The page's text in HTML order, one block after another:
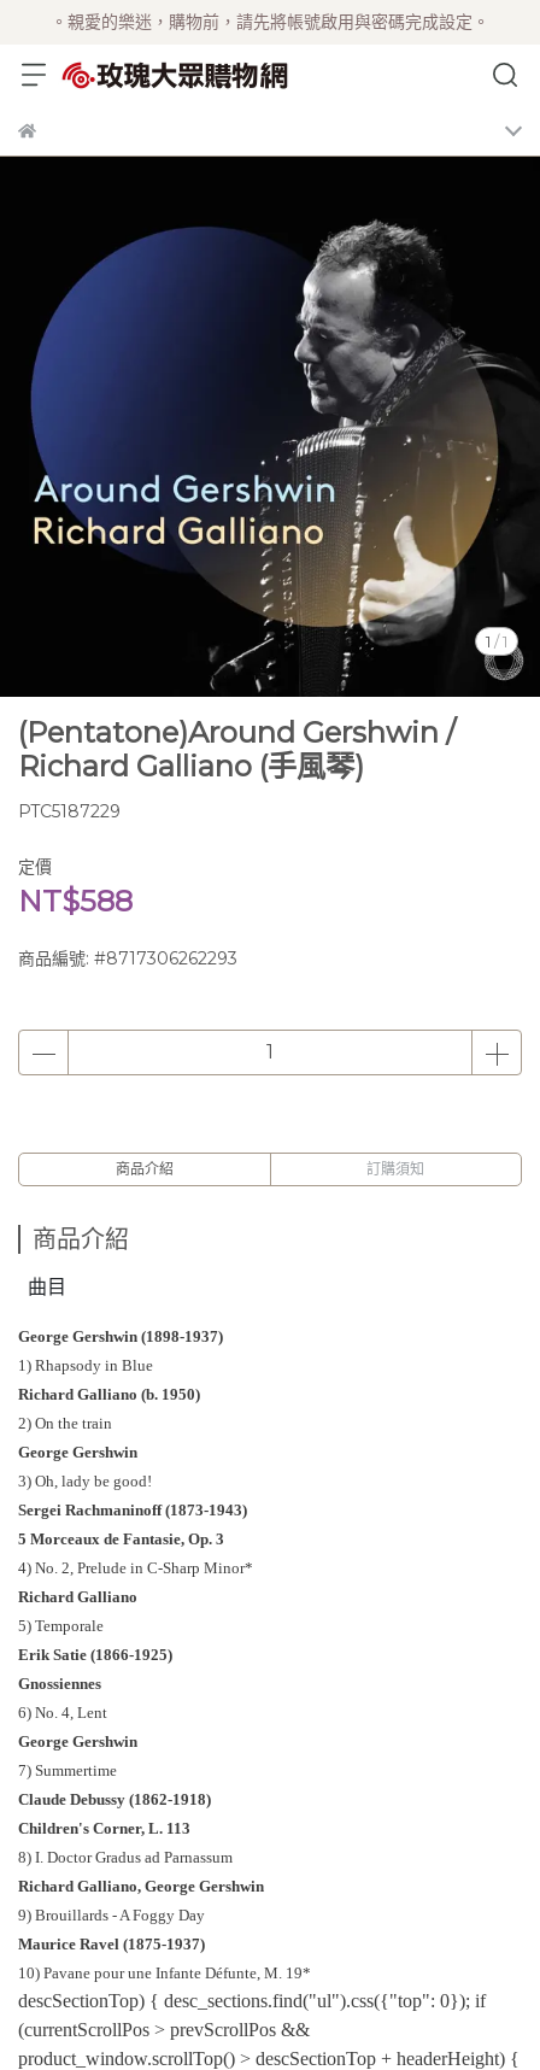
。親愛的樂迷，購物前，請先將帳號啟用與密碼完成設定。
1 /1
(Pentatone)Around Gershwin /
Richard Galliano (手風琴)
PTC5187229
定價
NT$588
商品編號: #8717306262293
商品介紹 訂購須知
商品介紹
曲目
George Gershwin (1898-1937)
1) Rhapsody in Blue
Richard Galliano (b. 1950)
2) On the train
George Gershwin
3) Oh, lady be good!
Sergei Rachmaninoff (1873-1943)
5 Morceaux de Fantasie, Op. 3
4) No. 2, Prelude in C-Sharp Minor*
Richard Galliano
5) Temporale
Erik Satie (1866-1925)
Gnossiennes
6) No. 4, Lent
George Gershwin
7) Summertime
Claude Debussy (1862-1918)
Children's Corner, L. 113
8) I. Doctor Gradus ad Parnassum
Richard Galliano, George Gershwin
9) Brouillards - A Foggy Day
Maurice Ravel (1875-1937)
10) Pavane pour une Infante Défunte, M. 19*
descSectionTop) { desc_sections.find("ul").css({"top": 0}); if
(currentScrollPos > prevScrollPos &&
product_window.scrollTop() > descSectionTop + headerHeight) {